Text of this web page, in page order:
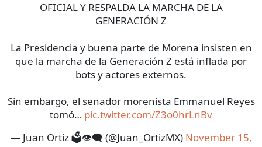
OFICIAL Y RESPALDA LA MARCHA DE LA
GENERACIÓN Z
La Presidencia y buena parte de Morena insisten en
que la marcha de la Generación Z está inflada por
bots y actores externos.
Sin embargo, el senador morenista Emmanuel Reyes
tomó… pic.twitter.com/Z3o0hrLnBv
— Juan Ortiz 🗳️👁‍🗨 (@Juan_OrtizMX) November 15,